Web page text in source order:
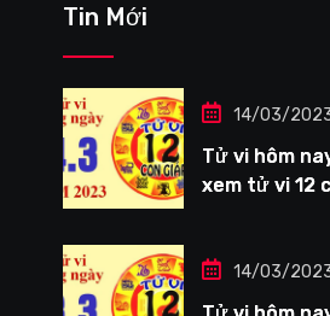
Tin Mới
14/03/
Tử vi hôm
xem tử vi 12
Thìn công
tươi sáng
14/03/